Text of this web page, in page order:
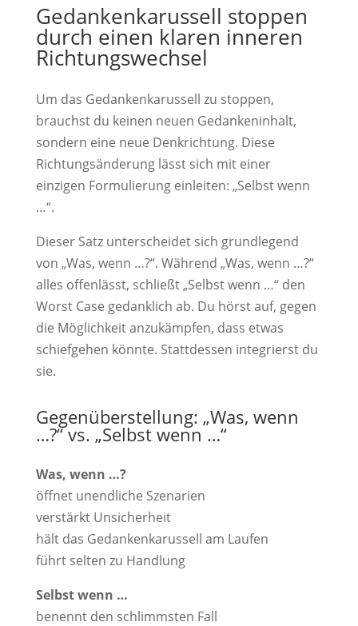
Gedankenkarussell stoppen
durch einen klaren inneren
Richtungswechsel
Um das Gedankenkarussell zu stoppen,
brauchst du keinen neuen Gedankeninhalt,
sondern eine neue Denkrichtung. Diese
Richtungsänderung lässt sich mit einer
einzigen Formulierung einleiten: „Selbst wenn
…“.
Dieser Satz unterscheidet sich grundlegend
von „Was, wenn …?“. Während „Was, wenn …?“
alles offenlässt, schließt „Selbst wenn …“ den
Worst Case gedanklich ab. Du hörst auf, gegen
die Möglichkeit anzukämpfen, dass etwas
schiefgehen könnte. Stattdessen integrierst du
sie.
Gegenüberstellung: „Was, wenn
…?“ vs. „Selbst wenn …“
Was, wenn …?
öffnet unendliche Szenarien
verstärkt Unsicherheit
hält das Gedankenkarussell am Laufen
führt selten zu Handlung
Selbst wenn …
benennt den schlimmsten Fall